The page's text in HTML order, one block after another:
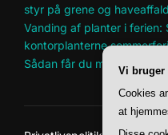
styr på grene og haveaffald
Vanding af planter i ferien:
kontorplanterne
Sådan får du mere plads
Vi bruger
Cookies
at